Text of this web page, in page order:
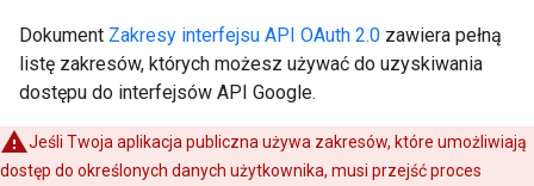
Dokument Zakresy interfejsu API OAuth 2.0 zawiera pełną
listę zakresów, których możesz używać do uzyskiwania
dostępu do interfejsów API Google.
Jeśli Twoja aplikacja publiczna używa zakresów, które umożliwiają
dostęp do określonych danych użytkownika, musi przejść proces